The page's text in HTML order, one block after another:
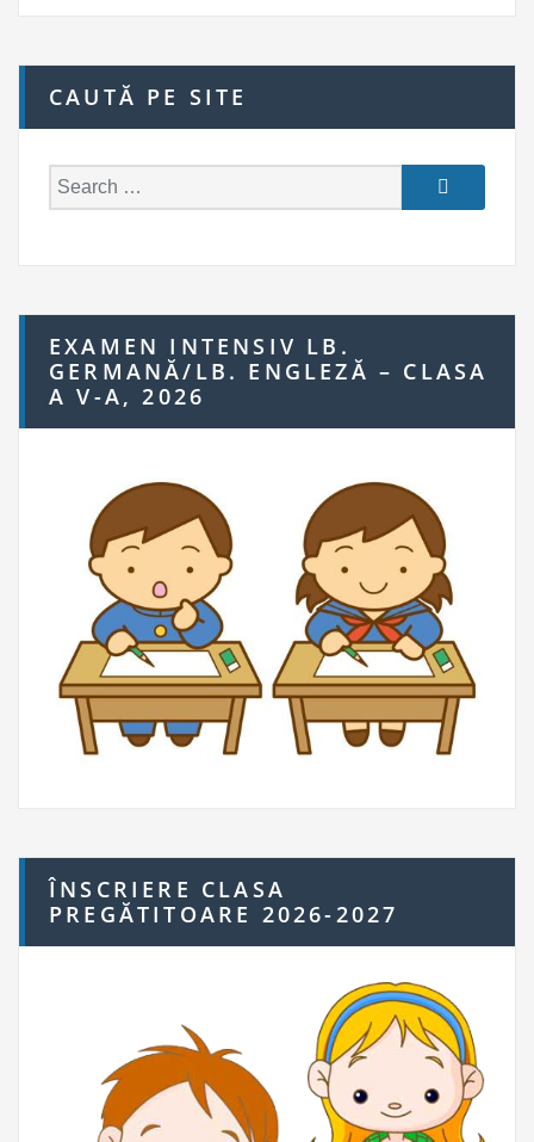
CAUTĂ PE SITE
e
h
f
o
r:
EXAMEN INTENSIV LB.
GERMANĂ/LB. ENGLEZĂ – CLASA
A V-A, 2026
ÎNSCRIERE CLASA
PREGĂTITOARE 2026-2027